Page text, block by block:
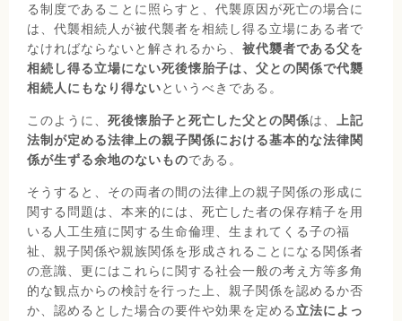
る制度であることに照らすと、代襲原因が死亡の場合に
は、代襲相続人が被代襲者を相続し得る立場にある者で
なければならないと解されるから、 被代襲者である父を
相続し得る立場にない死後懐胎子は、父との関係で代襲
相続人にもなり得ないというべきである。
このように、死後懐胎子と死亡した父との関係は、上記
法制が定める法律上の親子関係における基本的な法律関
係が生ずる余地のないものである。
そうすると、その両者の間の法律上の親子関係の形成に
関する問題は、本来的には、死亡した者の保存精子を用
いる人工生殖に関する生命倫理、生まれてくる子の福
祉、親子関係や親族関係を形成されることになる関係者
の意識、更にはこれらに関する社会一般の考え方等多角
的な観点からの検討を行った上、親子関係を認めるか否
か、認めるとした場合の要件や効果を定める立法によっ